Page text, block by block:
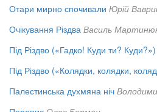
Отари мирно спочивали Юрій
Очікування Різдва Василь
Під Різдво («Гадко! Куди ти? Куди?»)
Під Різдво («Колядки, колядки,
Палестинська духмяна ніч